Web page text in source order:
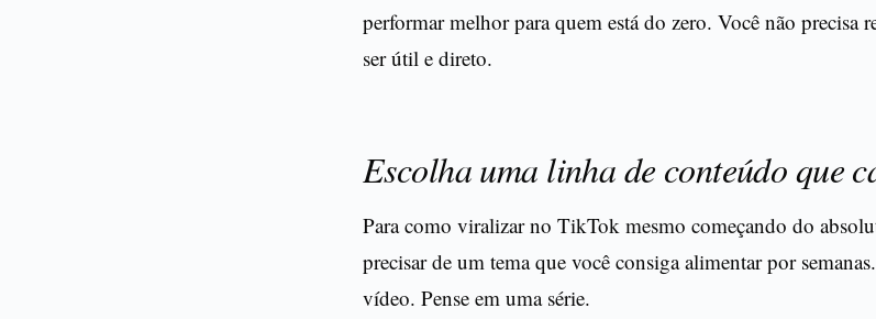
performar melhor para quem está do zero. Você não precisa
ser útil e direto.
Escolha uma linha de conteúdo que
Para como viralizar no TikTok mesmo começando do
precisar de um tema que você consiga alimentar por
vídeo. Pense em uma série.